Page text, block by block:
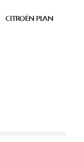
CITROËN PLAN